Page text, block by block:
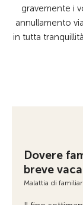
gravemente i
annullamento
in tutta
Dovere
breve
Malattia di familiari